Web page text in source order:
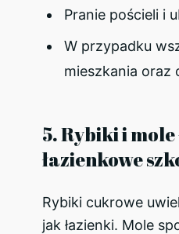
Pranie pościeli i
W przypadku
mieszkania oraz
5. Rybiki i
łazienkowe
Rybiki cukrowe
jak łazienki. Mole